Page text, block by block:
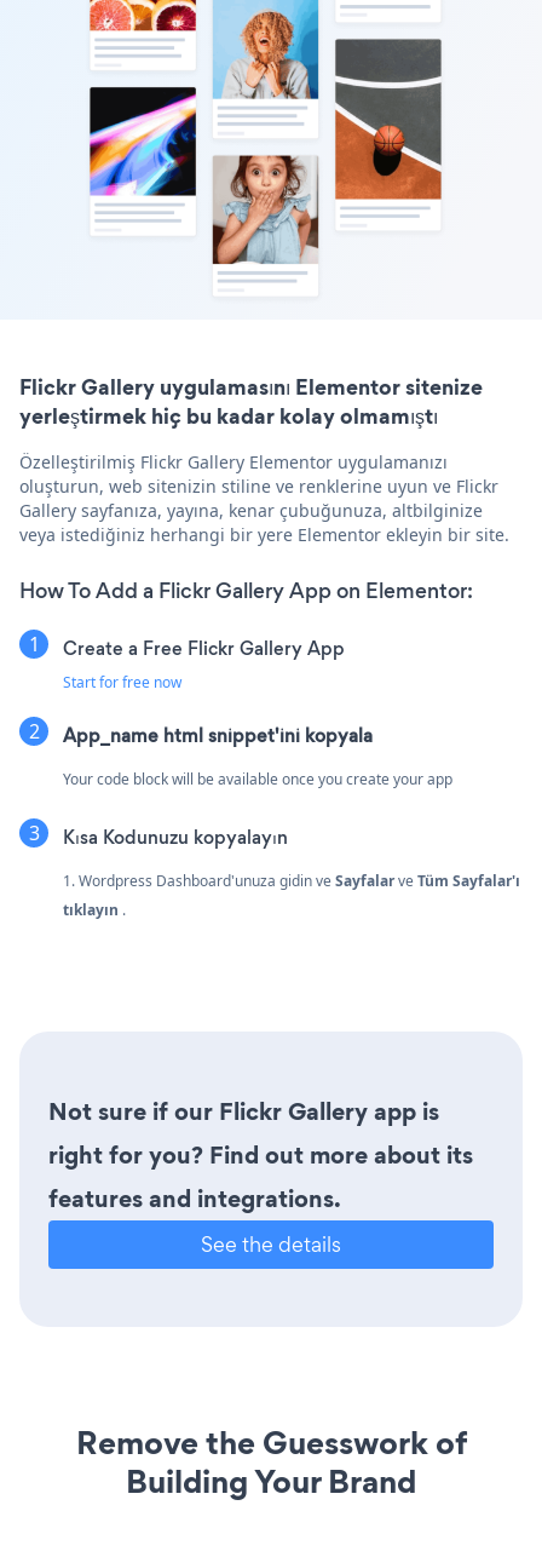
Flickr Gallery uygulamasını Elementor sitenize
yerleştirmek hiç bu kadar kolay olmamıştı
Özelleştirilmiş Flickr Gallery Elementor uygulamanızı
oluşturun, web sitenizin stiline ve renklerine uyun ve Flickr
Gallery sayfanıza, yayına, kenar çubuğunuza, altbilginize
veya istediğiniz herhangi bir yere Elementor ekleyin bir site.
How To Add a Flickr Gallery App on Elementor:
Create a Free Flickr Gallery App
Start for free now
App_name html snippet'ini kopyala
Your code block will be available once you create your app
Kısa Kodunuzu kopyalayın
1. Wordpress Dashboard'unuza gidin veSayfalarveTüm Sayfalar'ı
tıklayın .
Not sure if our Flickr Gallery app is
right for you? Find out more about its
features and integrations.
See the details
Remove the Guesswork of
Building Your Brand